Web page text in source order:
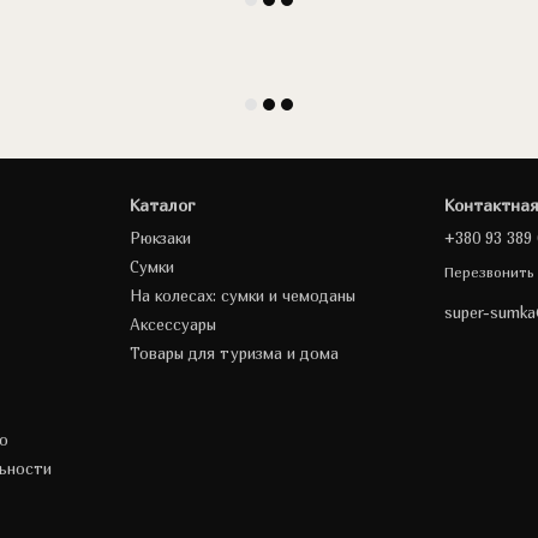
Каталог
Рюкзаки
Сумки
На колесах: сумки и чемоданы
Аксессуары
Товары для туризма и дома
+380 93 389
super-